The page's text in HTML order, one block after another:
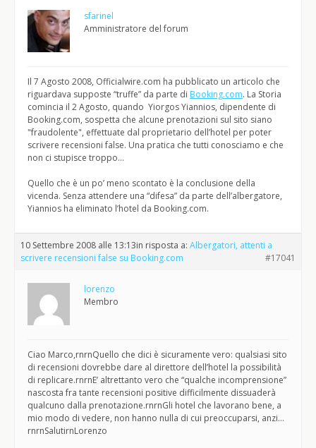
sfarinel
Amministratore del forum
Il 7 Agosto 2008, Officialwire.com ha pubblicato un articolo che
riguardava supposte “truffe” da parte di Booking.com. La Storia
comincia il 2 Agosto, quando Yiorgos Yiannios, dipendente di
Booking.com, sospetta che alcune prenotazioni sul sito siano
"fraudolente", effettuate dal proprietario dell’hotel per poter
scrivere recensioni false. Una pratica che tutti conosciamo e che
non ci stupisce troppo…
Quello che è un po’ meno scontato è la conclusione della
vicenda. Senza attendere una “difesa” da parte dell’albergatore,
Yiannios ha eliminato l’hotel da Booking.com.
10 Settembre 2008 alle 13:13in risposta a: Albergatori, attenti a
scrivere recensioni false su Booking.com
#17041
lorenzo
Membro
Ciao Marco,rnrnQuello che dici è sicuramente vero: qualsiasi sito
di recensioni dovrebbe dare al direttore dell’hotel la possibilità
di replicare.rnrnE’ altrettanto vero che “qualche incomprensione”
nascosta fra tante recensioni positive difficilmente dissuaderà
qualcuno dalla prenotazione.rnrnGli hotel che lavorano bene, a
mio modo di vedere, non hanno nulla di cui preoccuparsi, anzi…
rnrnSalutirnLorenzo